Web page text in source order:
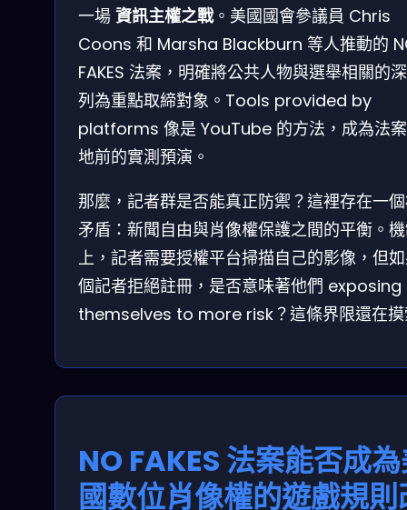
一場 資訊主權之戰。美國國會參議員 Chris
Coons 和 Marsha Blackburn 等人推動的
FAKES 法案，明確將公共人物與選舉相關的
列為重點取締對象。Tools provided by
platforms 像是 YouTube 的方法，成為法
地前的實測預演。
那麼，記者群是否能真正防禦？這裡存在一
矛盾：新聞自由與肖像權保護之間的平衡。
上，記者需要授權平台掃描自己的影像，但
個記者拒絕註冊，是否意味著他們 exposing
themselves to more risk？這條界限還在摸
NO FAKES 法案能否成
國數位肖像權的遊戲規則